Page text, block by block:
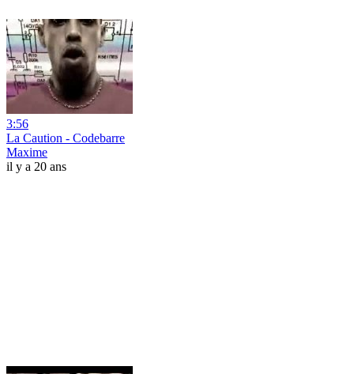
3:56
La Caution - Codebarre
Maxime
il y a 20 ans